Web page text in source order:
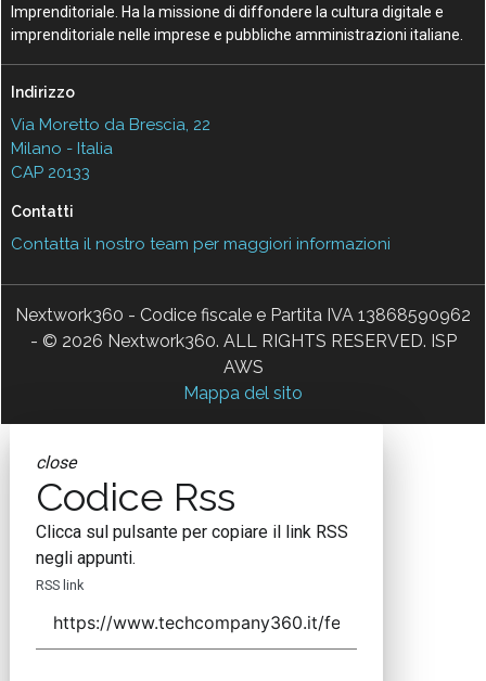
Imprenditoriale. Ha la missione di diffondere la cultura digitale e
imprenditoriale nelle imprese e pubbliche amministrazioni italiane.
Indirizzo
Via Moretto da Brescia, 22
Milano - Italia
CAP 20133
Contatti
Contatta il nostro team per maggiori informazioni
Nextwork360 - Codice fiscale e Partita IVA 13868590962
- © 2026 Nextwork360. ALL RIGHTS RESERVED. ISP
AWS
Mappa del sito
close
Codice Rss
Clicca sul pulsante per copiare il link RSS
negli appunti.
RSS link